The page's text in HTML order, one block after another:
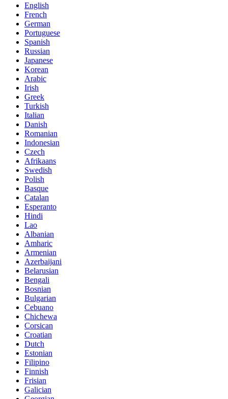
English
French
German
Portuguese
Spanish
Russian
Japanese
Korean
Arabic
Irish
Greek
Turkish
Italian
Danish
Romanian
Indonesian
Czech
Afrikaans
Swedish
Polish
Basque
Catalan
Esperanto
Hindi
Lao
Albanian
Amharic
Armenian
Azerbaijani
Belarusian
Bengali
Bosnian
Bulgarian
Cebuano
Chichewa
Corsican
Croatian
Dutch
Estonian
Filipino
Finnish
Frisian
Galician